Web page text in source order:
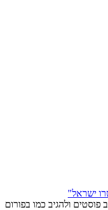
ישראל"
פוסטים ולהגיב כמו בפורום